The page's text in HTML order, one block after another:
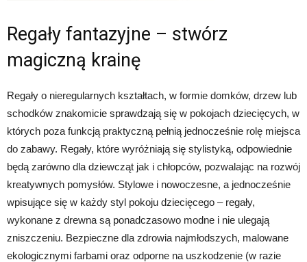
Regały fantazyjne – stwórz
magiczną krainę
Regały o nieregularnych kształtach, w formie domków, drzew lub
schodków znakomicie sprawdzają się w pokojach dziecięcych, w
których poza funkcją praktyczną pełnią jednocześnie rolę miejsca
do zabawy. Regały, które wyróżniają się stylistyką, odpowiednie
będą zarówno dla dziewcząt jak i chłopców, pozwalając na rozwój
kreatywnych pomysłów. Stylowe i nowoczesne, a jednocześnie
wpisujące się w każdy styl pokoju dziecięcego – regały,
wykonane z drewna są ponadczasowo modne i nie ulegają
zniszczeniu. Bezpieczne dla zdrowia najmłodszych, malowane
ekologicznymi farbami oraz odporne na uszkodzenie (w razie